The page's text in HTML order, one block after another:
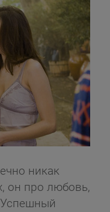
никак
он про любовь,